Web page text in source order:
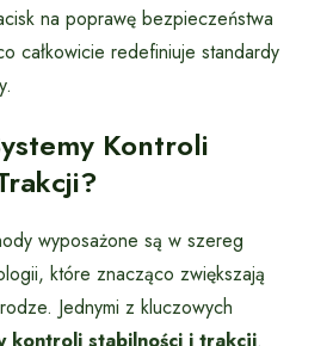
na poprawę bezpieczeństwa
całkowicie redefiniuje standardy
Kontroli
wyposażone są w szereg
które znacząco zwiększają
Jednymi z kluczowych
kontroli stabilności i trakcji.